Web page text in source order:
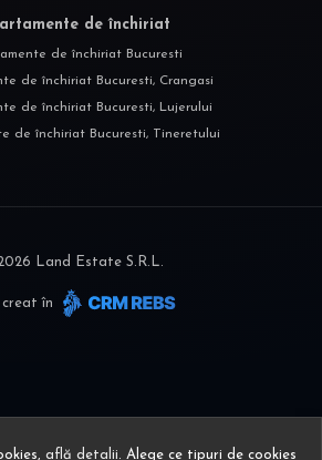
de închiriat
de închiriat Bucuresti
de închiriat Bucuresti, Crangasi
de închiriat Bucuresti, Lujerului
de închiriat Bucuresti, Tineretului
Land Estate S.R.L.
creat în
află detalii. Alege ce tipuri de cookies